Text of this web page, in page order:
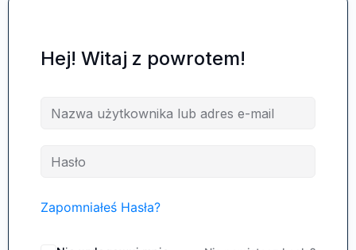
Hej! Witaj z powrotem!
Zapomniałeś Hasła?